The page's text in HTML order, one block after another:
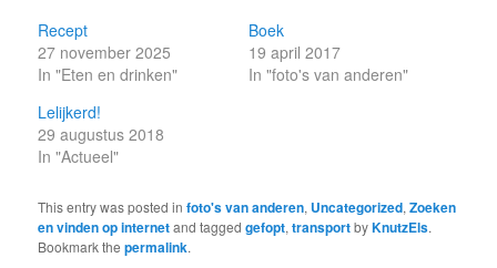
Recept
27 november 2025
In "Eten en drinken"
Boek
19 april 2017
In "foto's van anderen"
Lelijkerd!
29 augustus 2018
In "Actueel"
This entry was posted infoto's van anderen, Uncategorized,Zoeken
en vinden op internetand taggedgefopt,transportbyKnutzEls.
Bookmark thepermalink.